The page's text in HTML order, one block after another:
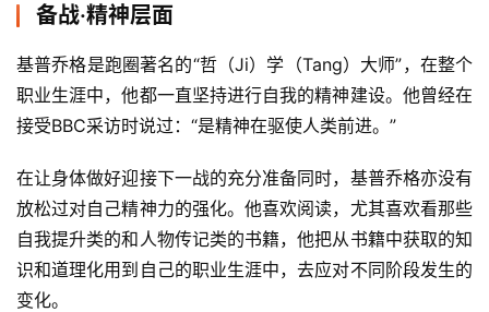
备战·精神层面
基普乔格是跑圈著名的“哲（Ji）学（Tang）大师”，在整个
职业生涯中，他都一直坚持进行自我的精神建设。他曾经在
接受BBC采访时说过：“是精神在驱使人类前进。”
在让身体做好迎接下一战的充分准备同时，基普乔格亦没有
放松过对自己精神力的强化。他喜欢阅读，尤其喜欢看那些
自我提升类的和人物传记类的书籍，他把从书籍中获取的知
识和道理化用到自己的职业生涯中，去应对不同阶段发生的
变化。